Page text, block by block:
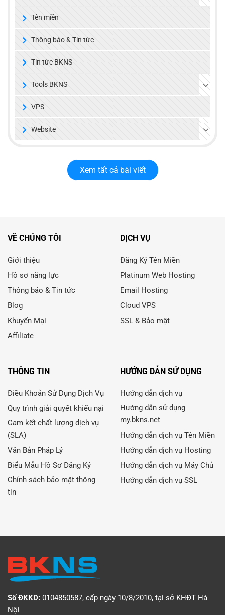
Tên miền
Thông báo & Tin tức
Tin tức BKNS
Tools BKNS
VPS
Website
Xem tất cả bài viết
VỀ CHÚNG TÔI
Giới thiệu
Hồ sơ năng lực
Thông báo & Tin tức
Blog
Khuyến Mại
Affiliate
DỊCH VỤ
Đăng Ký Tên Miền
Platinum Web Hosting
Email Hosting
Cloud VPS
SSL & Bảo mật
THÔNG TIN
Điều Khoản Sử Dụng Dịch Vụ
Quy trình giải quyết khiếu nại
Cam kết chất lượng dịch vụ
(SLA)
Văn Bản Pháp Lý
Biểu Mẫu Hồ Sơ Đăng Ký
Chính sách bảo mật thông
tin
HƯỚNG DẪN SỬ DỤNG
Hướng dẫn dịch vụ
Hướng dẫn sử dụng
my.bkns.net
Hướng dẫn dịch vụ Tên Miền
Hướng dẫn dịch vụ Hosting
Hướng dẫn dịch vụ Máy Chủ
Hướng dẫn dịch vụ SSL
Số ĐKKD: 0104850587, cấp ngày 10/8/2010, tại sở KHĐT Hà
Nội